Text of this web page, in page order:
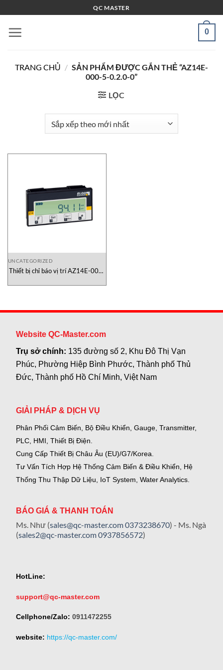
qua
nội
QC MASTER
0
TRANG CHỦ / SẢN PHẨM ĐƯỢC GẮN THẺ “AZ14E-
000-5-0.2.0-0”
LỌC
UNCATEGORIZED
Thiết bị chỉ báo vị trí AZ14E-000-
Nam
Website QC-Master.com
Trụ sở chính: 135 đường số 2, Khu Đô Thị Vạn
Phúc, Phường Hiệp Bình Phước, Thành phố Thủ
Đức, Thành phố Hồ Chí Minh, Việt Nam
GIẢI PHÁP & DỊCH VỤ
Phân Phối Cảm Biến, Bộ Điều Khiển, Gauge, Transmitter,
PLC, HMI, Thiết Bị Điện.
Cung Cấp Thiết Bị Châu Âu (EU)/G7/Korea.
Tư Vấn Tích Hợp Hệ Thống Cảm Biến & Điều Khiển, Hệ
Thống Thu Thập Dữ Liệu, IoT System, Water Analytics.
BÁO GIÁ & THANH TOÁN
Ms. Như (sales@qc-master.com0373238670) - Ms. Ngà
(sales2@qc-master.com0937856572)
HotLine:
support@qc-master.com
Cellphone/Zalo: 0911472255
website: https://qc-master.com/